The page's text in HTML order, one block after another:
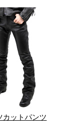
カットパンツ